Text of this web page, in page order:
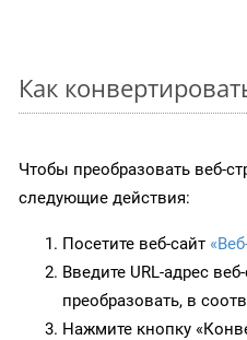
Как
Чтобы преобразовать веб-
следующие действия:
Посетите веб-сайт
Введите URL-адрес
преобразовать, в
Нажмите кнопку